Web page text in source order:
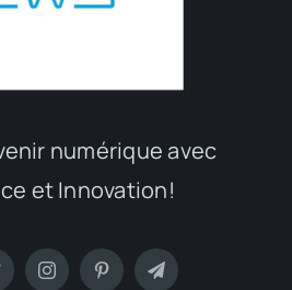
numérique avec
et Innovation!